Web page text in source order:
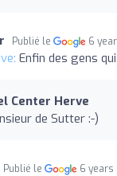
Publié le 6
Enfin des gens
Center Herve
de Sutter :-)
Publié le 6 years